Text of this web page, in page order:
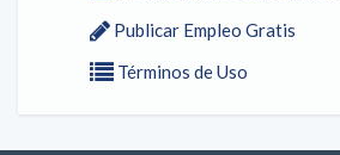
Publicar Empleo Gratis
Términos de Uso